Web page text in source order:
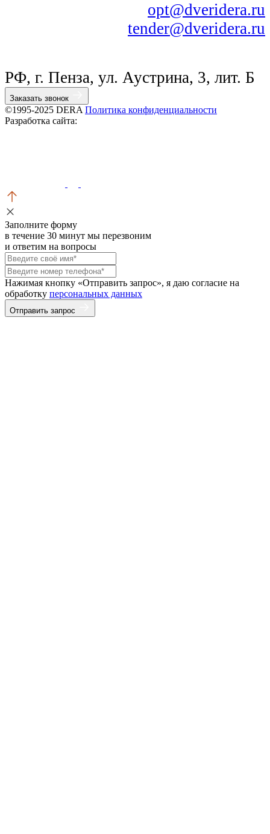
opt@dveridera.ru
tender@dveridera.ru
РФ, г. Пенза, ул. Аустрина, 3, лит. Б
Заказать звонок
©1995-2025 DERA Политика конфиденциальности
Разработка сайта:
Заполните форму
в течение 30 минут мы перезвоним
и ответим на вопросы
Нажимая кнопку «Отправить запрос», я даю согласие на
обработку персональных данных
Отправить запрос